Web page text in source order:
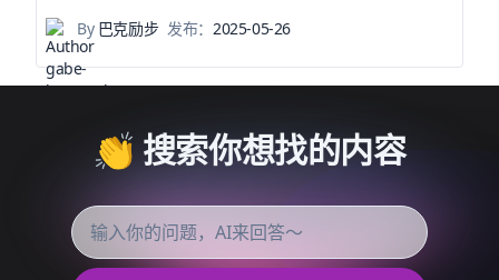
By巴克励步 发布： 2025-05-26
👏 搜索你想找的内容